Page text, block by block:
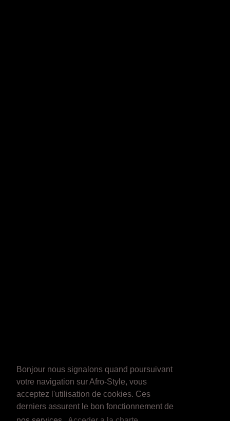
Bonjour nous signalons quand poursuivant
votre navigation sur Afro-Style, vous
acceptez l'utilisation de cookies. Ces
derniers assurent le bon fonctionnement de